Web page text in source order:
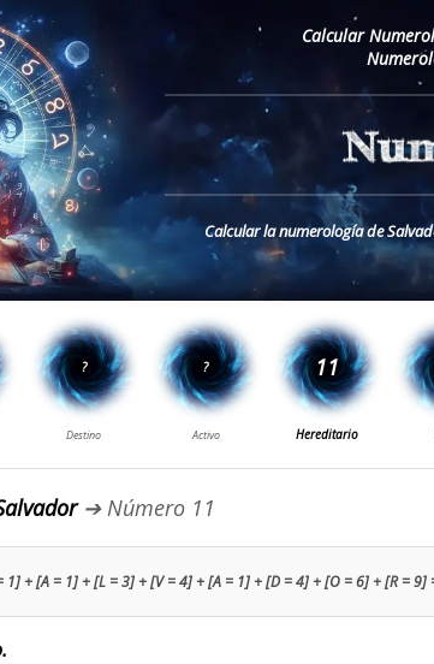
Calcular
Calcular la numerología de
➔ Número 11
1] + [A = 1] + [L = 3] + [V = 4] + [A = 1] + [D = 4] + [O = 6] + [R = 9]